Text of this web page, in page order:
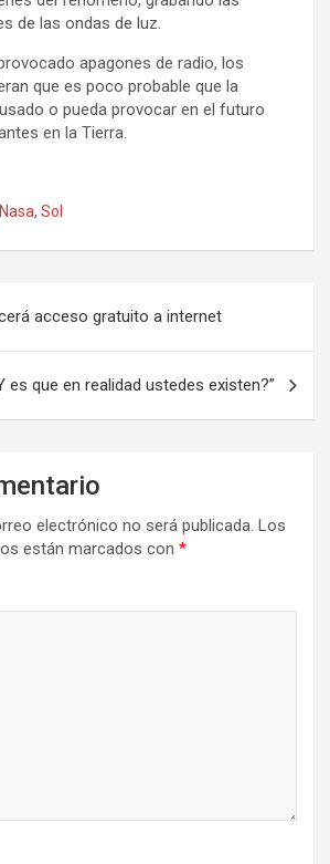
de las ondas de luz.
apagones de radio, los
que es poco probable que la
o pueda provocar en el futuro
en la Tierra.
Nasa, Sol
acceso gratuito a internet
es que en realidad ustedes existen?”
electrónico no será publicada. Los
están marcados con *